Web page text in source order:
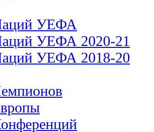
УЕФА
УЕФА 2020-21
УЕФА 2018-20